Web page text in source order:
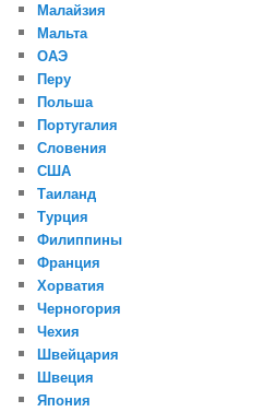
Малайзия
Мальта
ОАЭ
Перу
Польша
Португалия
Словения
США
Таиланд
Турция
Филиппины
Франция
Хорватия
Черногория
Чехия
Швейцария
Швеция
Япония